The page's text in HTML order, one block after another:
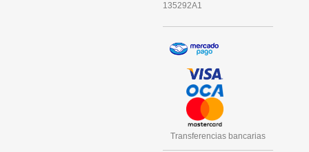
135292A1
Transferencias bancarias